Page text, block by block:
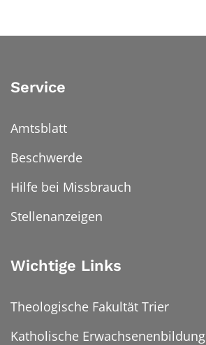
Service
Amtsblatt
Beschwerde
Hilfe bei Missbrauch
Stellenanzeigen
Wichtige Links
Theologische Fakultät Trier
Katholische Erwachsenenbildung